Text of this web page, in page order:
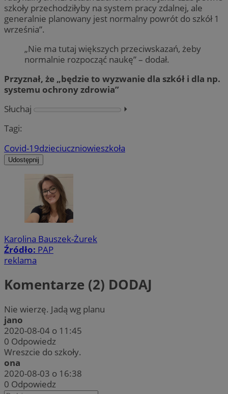
szkoły przechodziłyby na system pracy zdalnej, ale
generalnie planowany jest normalny powrót do szkół 1
września”.
„Nie ma tutaj większych przeciwskazań, żeby
normalnie rozpocząć naukę” – dodał.
Przyznał, że „będzie to wyzwanie dla szkół i dla np.
systemu ochrony zdrowia”
Słuchaj
⏵︎
Tagi:
Covid-19dzieciuczniowieszkoła
Udostępnij
Karolina Bauszek-Żurek
Źródło: PAP
reklama
Komentarze (2) DODAJ
Nie wierzę. Jadą wg planu
jano
2020-08-04 o 11:45
0 Odpowiedz
Wreszcie do szkoły.
ona
2020-08-03 o 16:38
0 Odpowiedz